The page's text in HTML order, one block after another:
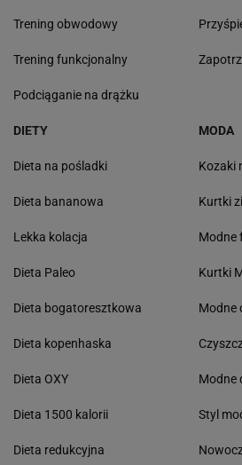
Trening obwodowy
Trening funkcjonalny
Podciąganie na drążku
DIETY
Dieta na pośladki
Dieta bananowa
Lekka kolacja
Dieta Paleo
Dieta bogatoresztkowa
Dieta kopenhaska
Dieta OXY
Dieta 1500 kalorii
Dieta redukcyjna
MODA
Kozaki
Kurtki
Modne
Kurtki
Modne
Modne
Styl